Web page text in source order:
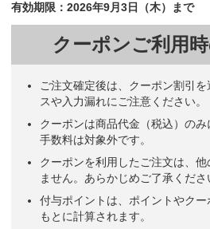
有効期限：2026年9月3日（木）まで
クーポンご利用
ご注文確定後は、クーポン割引
スや入力漏れにご注意ください。
クーポンは商品代金（税込）の
手数料は対象外です。
クーポンを利用したご注文は、
ません。あらかじめご了承くださ
付与ポイントは、ポイントやク
もとに計算されます。